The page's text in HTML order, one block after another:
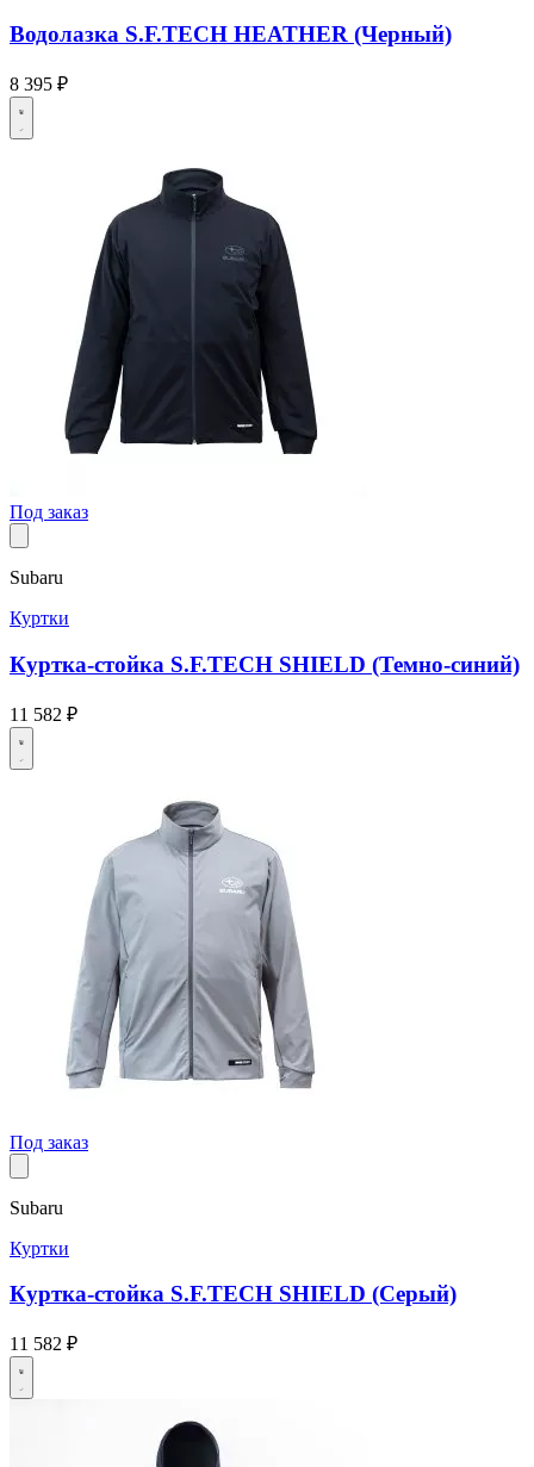
Водолазка S.F.TECH HEATHER (Черный)
8 395 ₽
Под заказ
Subaru
Куртки
Куртка-стойка S.F.TECH SHIELD (Темно-синий)
11 582 ₽
Под заказ
Subaru
Куртки
Куртка-стойка S.F.TECH SHIELD (Серый)
11 582 ₽